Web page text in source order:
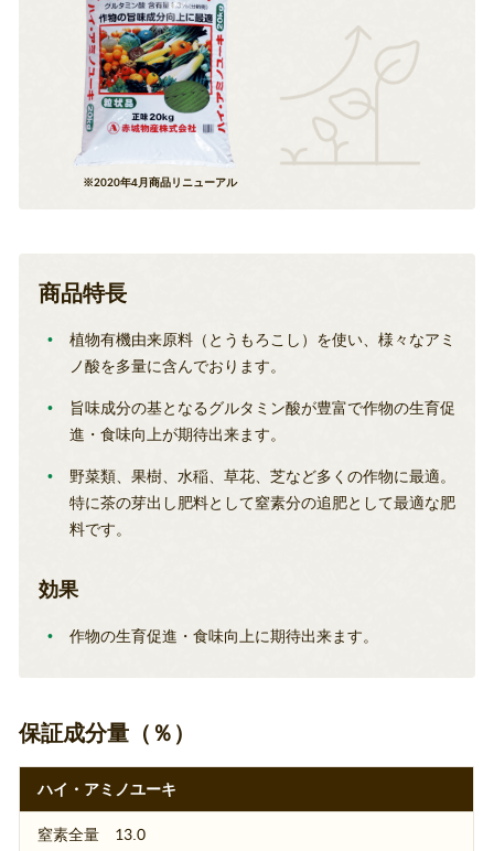
※2020年4月商品リニューアル
商品特長
植物有機由来原料（とうもろこし）を使い、様々なアミ
ノ酸を多量に含んでおります。
旨味成分の基となるグルタミン酸が豊富で作物の生育促
進・食味向上が期待出来ます。
野菜類、果樹、水稲、草花、芝など多くの作物に最適。
特に茶の芽出し肥料として窒素分の追肥として最適な肥
料です。
効果
作物の生育促進・食味向上に期待出来ます。
保証成分量（％）
ハイ・アミノユーキ
窒素全量 13.0